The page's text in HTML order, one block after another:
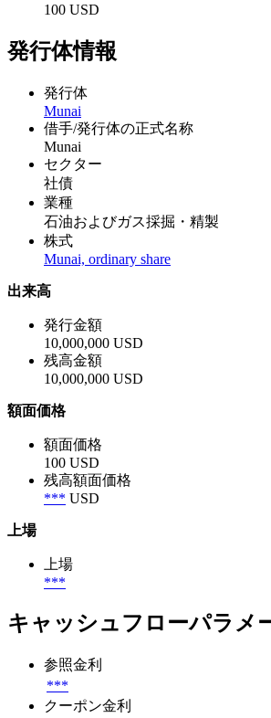
100 USD
発行体情報
発行体
Munai
借手/発行体の正式名称
Munai
セクター
社債
業種
石油およびガス採掘・精製
株式
Munai, ordinary share
出来高
発行金額
10,000,000 USD
残高金額
10,000,000 USD
額面価格
額面価格
100 USD
残高額面価格
*** USD
上場
上場
***
キャッシュフローパラメ
参照金利
***
クーポン金利